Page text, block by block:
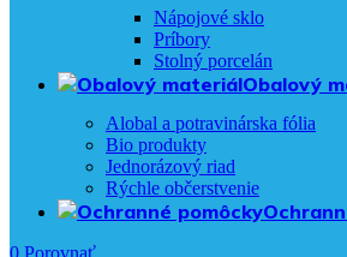
Nápojové sklo
Príbory
Stolný porcelán
Obalový
Alobal a potravinárska fólia
Bio produkty
Jednorázový riad
Rýchle občerstvenie
0 Porovnať